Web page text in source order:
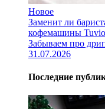
Новое
Заменит ли
кофемашины
Забываем про
31.07.2026
Последние